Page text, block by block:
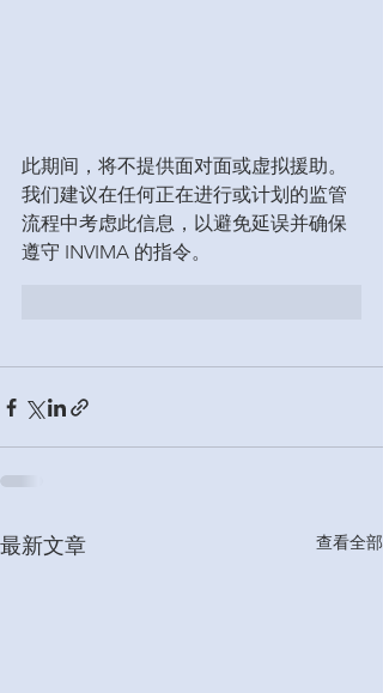
此期间，将不提供面对面或虚拟援助。
我们建议在任何正在进行或计划的监管
流程中考虑此信息，以避免延误并确保
遵守 INVIMA 的指令。
最新文章 查看全部